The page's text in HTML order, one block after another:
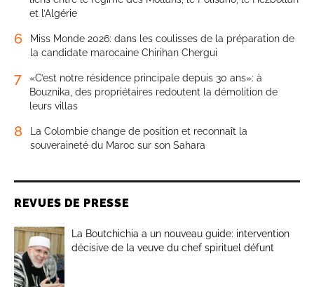
et l’Algérie
6
Miss Monde 2026: dans les coulisses de la préparation de
la candidate marocaine Chirihan Chergui
7
«C’est notre résidence principale depuis 30 ans»: à
Bouznika, des propriétaires redoutent la démolition de
leurs villas
8
La Colombie change de position et reconnaît la
souveraineté du Maroc sur son Sahara
REVUES DE PRESSE
La Boutchichia a un nouveau guide: intervention
décisive de la veuve du chef spirituel défunt